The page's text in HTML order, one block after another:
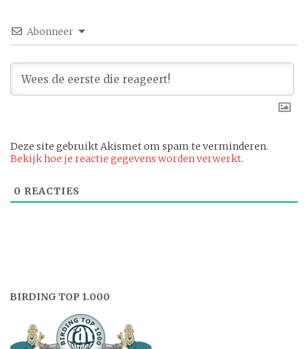
Abonneer
Deze site gebruikt Akismet om spam te verminderen.
Bekijk hoe je reactie gegevens worden verwerkt.
0 REACTIES
BIRDING TOP 1.000